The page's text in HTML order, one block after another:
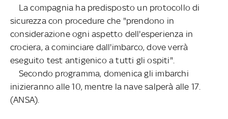
La compagnia ha predisposto un protocollo di
sicurezza con procedure che "prendono in
considerazione ogni aspetto dell'esperienza in
crociera, a cominciare dall'imbarco, dove verrà
eseguito test antigenico a tutti gli ospiti".
Secondo programma, domenica gli imbarchi
inizieranno alle 10, mentre la nave salperà alle 17.
(ANSA).